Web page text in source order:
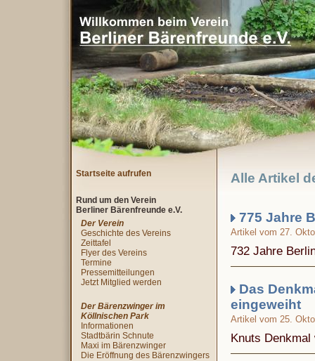
Alle Artikel
775 Jahre
Artikel vom 27.
732 Jahre
Das
eingeweiht
Artikel vom 25.
Knuts
Startseite aufrufen
Rund um den Verein
Berliner Bärenfreunde e.V.
Der Verein
Geschichte des Vereins
Zeittafel
Flyer des Vereins
Termine
Pressemitteilungen
Jetzt Mitglied werden
Der Bärenzwinger im
Köllnischen Park
Informationen
Stadtbärin Schnute
Maxi im Bärenzwinger
Die Eröffnung des Bärenzwingers